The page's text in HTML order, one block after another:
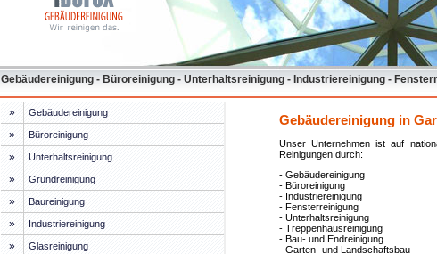
Gebäudereinigung - Büroreinigung - Unterhaltsreinigung - Industriereinigung -
» Gebäudereinigung
» Büroreinigung
» Unterhaltsreinigung
» Grundreinigung
» Baureinigung
» Industriereinigung
» Glasreinigung
Gebäudereinigung in
Unser Unternehmen ist auf
Reinigungen durch:
- Gebäudereinigung
- Büroreinigung
- Industriereinigung
- Fensterreinigung
- Unterhaltsreinigung
- Treppenhausreinigung
- Bau- und Endreinigung
- Garten- und Landschaftsbau